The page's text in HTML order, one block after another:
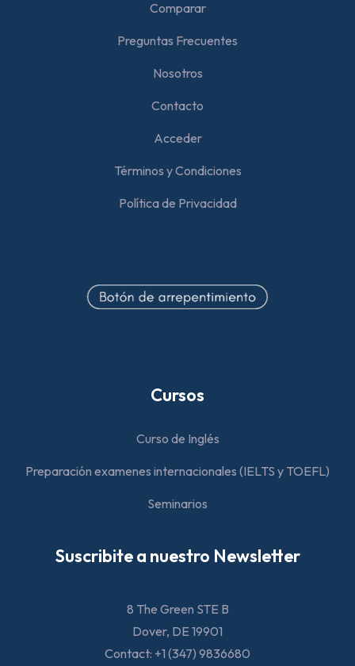
Comparar
Preguntas Frecuentes
Nosotros
Contacto
Acceder
Términos y Condiciones
Política de Privacidad
Cursos
Curso de Inglés
Preparación examenes internacionales (IELTS y TOEFL)
Seminarios
Suscribite a nuestro Newsletter
8 The Green STE B
Dover, DE 19901
Contact: +1 (347) 9836680